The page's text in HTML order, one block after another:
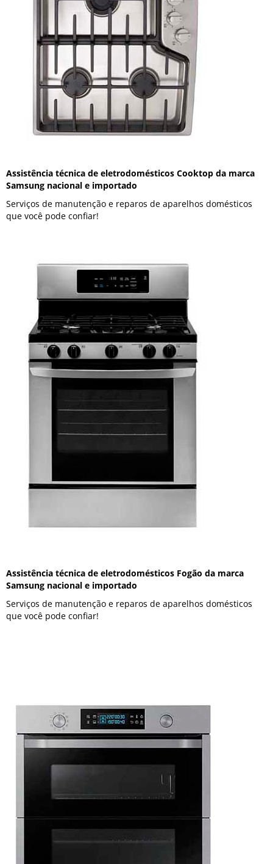
Assistência técnica de eletrodomésticos Cooktop da marca
Samsung nacional e importado
Serviços de manutenção e reparos de aparelhos domésticos
que você pode confiar!
Assistência técnica de eletrodomésticos Fogão da marca
Samsung nacional e importado
Serviços de manutenção e reparos de aparelhos domésticos
que você pode confiar!